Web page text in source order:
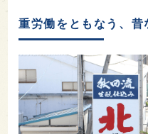
重労働をともなう、昔